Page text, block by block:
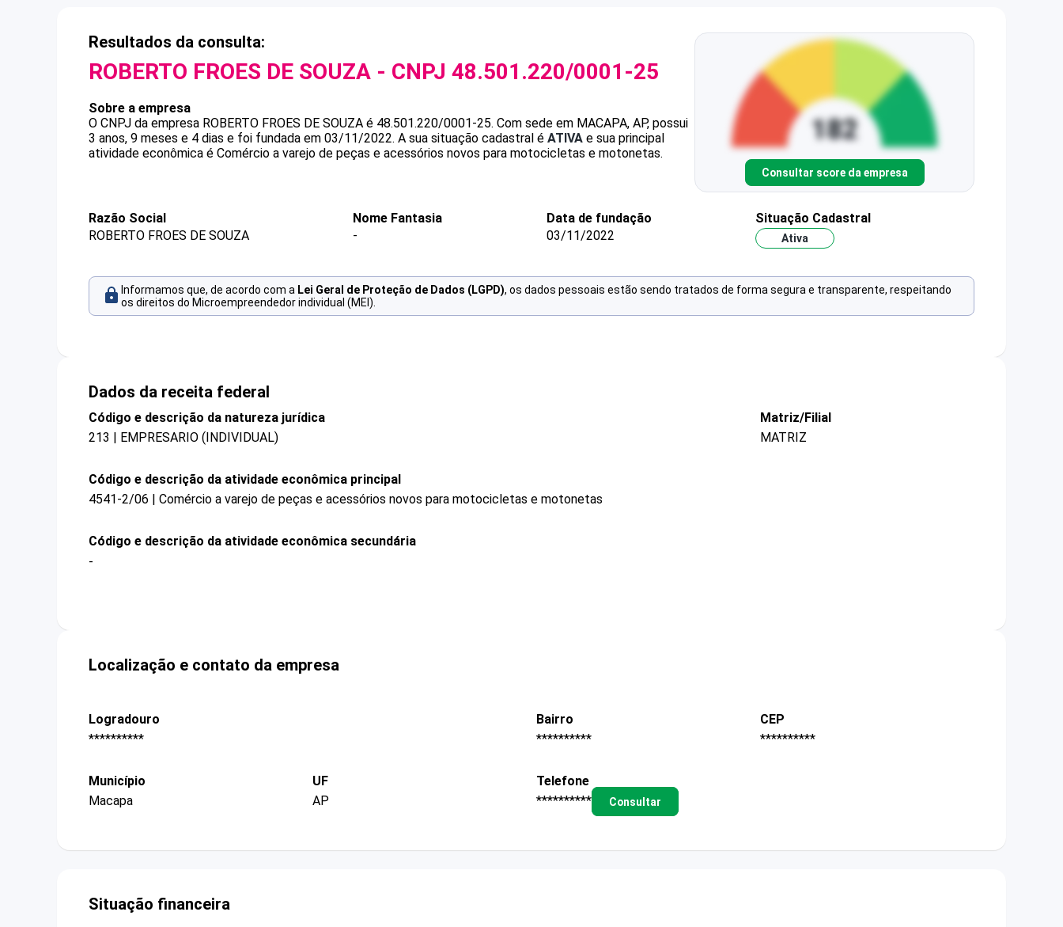
Resultados da consulta:
ROBERTO FROES DE SOUZA - CNPJ 48.501.220/0001-25
Sobre a empresa
O CNPJ da empresa ROBERTO FROES DE SOUZA é 48.501.220/0001-25. Com sede em MACAPA, AP, possui
3 anos, 9 meses e 4 dias e foi fundada em 03/11/2022. A sua situação cadastral é ATIVA e sua principal
atividade econômica é Comércio a varejo de peças e acessórios novos para motocicletas e motonetas.
Consultar score da empresa
Razão Social
ROBERTO FROES DE SOUZA
Nome Fantasia
-
Data de fundação
03/11/2022
Situação Cadastral
Ativa
Informamos que, de acordo com a Lei Geral de Proteção de Dados (LGPD), os dados pessoais estão sendo tratados de forma segura e transparente, respeitando
os direitos do Microempreendedor individual (MEI).
Dados da receita federal
Código e descrição da natureza jurídica
213 | EMPRESARIO (INDIVIDUAL)
Matriz/Filial
MATRIZ
Código e descrição da atividade econômica principal
4541-2/06 | Comércio a varejo de peças e acessórios novos para motocicletas e motonetas
Código e descrição da atividade econômica secundária
-
Localização e contato da empresa
Logradouro
**********
Bairro
**********
CEP
**********
Município
Macapa
UF
AP
Telefone
**********
Consultar
Situação financeira